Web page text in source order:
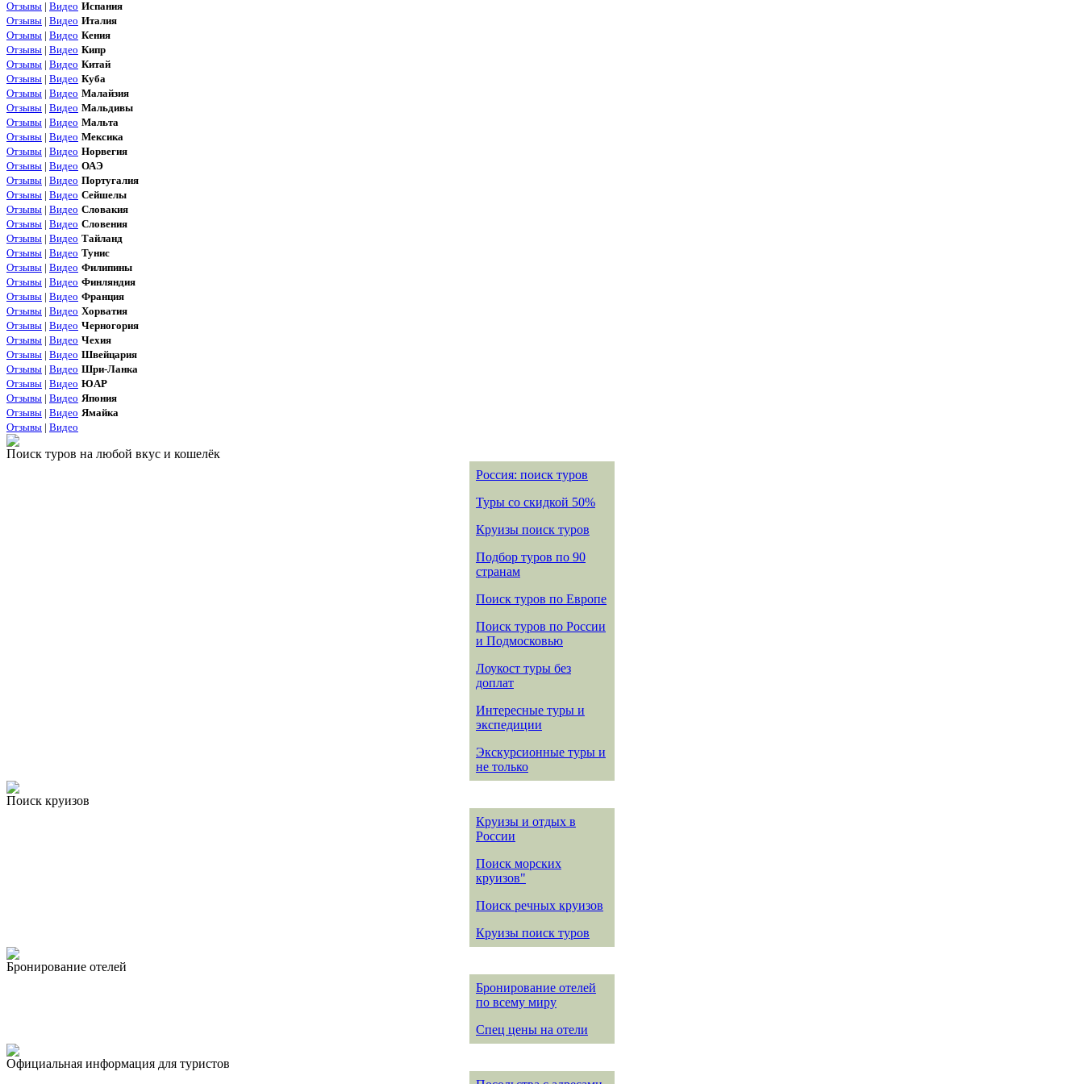
Отзывы | Видео Испания
Отзывы | Видео Италия
Отзывы | Видео Кения
Отзывы | Видео Кипр
Отзывы | Видео Китай
Отзывы | Видео Куба
Отзывы | Видео Малайзия
Отзывы | Видео Мальдивы
Отзывы | Видео Мальта
Отзывы | Видео Мексика
Отзывы | Видео Норвегия
Отзывы | Видео ОАЭ
Отзывы | Видео Португалия
Отзывы | Видео Сейшелы
Отзывы | Видео Словакия
Отзывы | Видео Словения
Отзывы | Видео Тайланд
Отзывы | Видео Тунис
Отзывы | Видео Филипины
Отзывы | Видео Финляндия
Отзывы | Видео Франция
Отзывы | Видео Хорватия
Отзывы | Видео Черногория
Отзывы | Видео Чехия
Отзывы | Видео Швейцария
Отзывы | Видео Шри-Ланка
Отзывы | Видео ЮАР
Отзывы | Видео Япония
Отзывы | Видео Ямайка
Отзывы | Видео
Поиск туров на любой вкус и кошелёк
Россия: поиск туров
Туры со скидкой 50%
Круизы поиск туров
Подбор туров по 90
странам
Поиск туров по Европе
Поиск туров по России
и Подмосковью
Лоукост туры без
доплат
Интересные туры и
экспедиции
Экскурсионные туры и
не только
Поиск круизов
Круизы и отдых в
России
Поиск морских
круизов"
Поиск речных круизов
Круизы поиск туров
Бронирование отелей
Бронирование отелей
по всему миру
Спец цены на отели
Официальная информация для туристов